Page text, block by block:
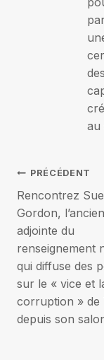
au
de
l’article
PRÉCÉDENT
Rencontrez Sue
Gordon,
adjointe du
renseignement
qui diffuse des
sur le « vice et
corruption » de
depuis son